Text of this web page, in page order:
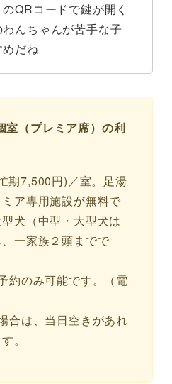
QRコードで鍵が開く
わんちゃんが苦手な子
だね
室（プレミア席）の利
期7,500円)／室。足湯
ア専用施設が無料で
犬（中型・大型犬は
一家族２頭までで
約のみ可能です。（電
合は、当日空きがあれ
。